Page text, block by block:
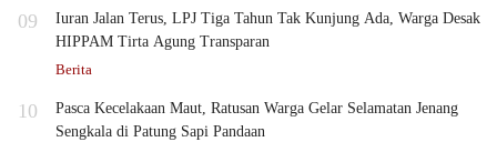
09
Iuran Jalan Terus, LPJ Tiga Tahun Tak Kunjung Ada, Warga Desak
HIPPAM Tirta Agung Transparan
Berita
10
Pasca Kecelakaan Maut, Ratusan Warga Gelar Selamatan Jenang
Sengkala di Patung Sapi Pandaan